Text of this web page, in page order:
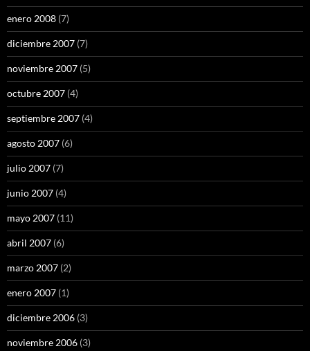
enero 2008 (7)
diciembre 2007 (7)
noviembre 2007 (5)
octubre 2007 (4)
septiembre 2007 (4)
agosto 2007 (6)
julio 2007 (7)
junio 2007 (4)
mayo 2007 (11)
abril 2007 (6)
marzo 2007 (2)
enero 2007 (1)
diciembre 2006 (3)
noviembre 2006 (3)